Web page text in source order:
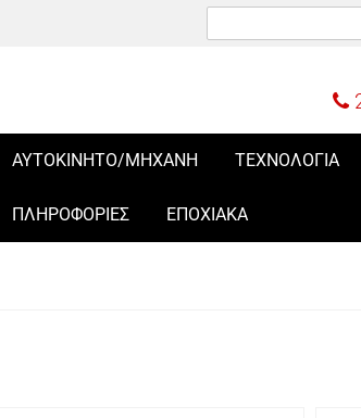
ΑΥΤΟΚΙΝΗΤΟ/ΜΗΧΑΝΗ ΤΕΧΝΟΛΟΓΙΑ
ΠΛΗΡΟΦΟΡΙΕΣ ΕΠΟΧΙΑΚΑ